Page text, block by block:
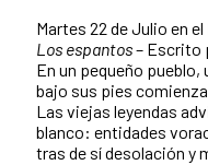
Martes 22 de Julio en
Los espantos– Escrito
En un pequeño
bajo sus pies
Las viejas leyendas
blanco: entidades
tras de sí desolación y